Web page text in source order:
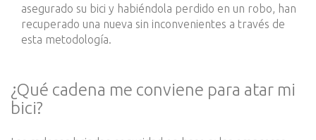
asegurado su bici y habiéndola perdido en un robo, han
recuperado una nueva sin inconvenientes a través de
esta metodología.
¿Qué cadena me conviene para atar mi
bici?